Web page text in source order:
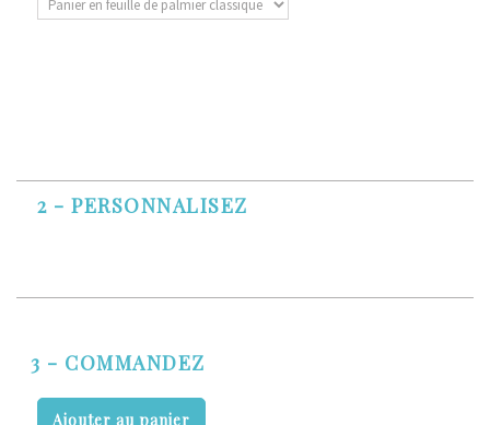
2 - PERSONNALISEZ
3 - COMMANDEZ
Ajouter au panier